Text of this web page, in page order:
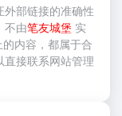
部链接的准确性
不由笔友城堡 实
内容，都属于合
接联系网站管理